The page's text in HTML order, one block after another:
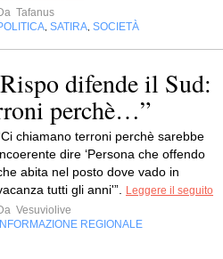
Tafanus
SATIRA SOCIETÀ
difende il Sud:
perchè…”
chiamano terroni perchè sarebbe
dire ‘Persona che offendo
abita nel posto dove vado in
tutti gli anni'”.
Leggere il seguito
Vesuviolive
INFORMAZIONE REGIONALE